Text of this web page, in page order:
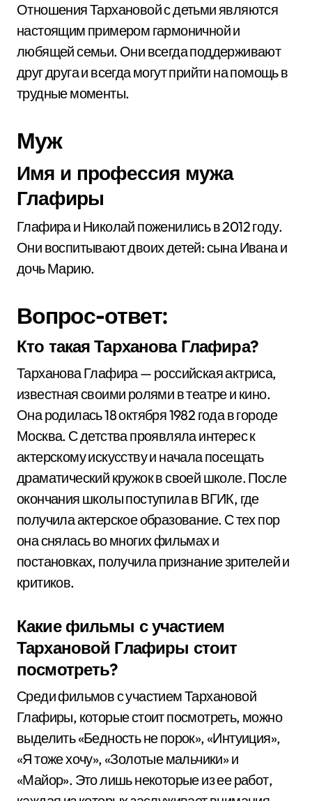
Отношения Тархановой с детьми являются
настоящим примером гармоничной и
любящей семьи. Они всегда поддерживают
друг друга и всегда могут прийти на помощь в
трудные моменты.
Муж
Имя и профессия мужа
Глафиры
Глафира и Николай поженились в 2012 году.
Они воспитывают двоих детей: сына Ивана и
дочь Марию.
Вопрос-ответ:
Кто такая Тарханова Глафира?
Тарханова Глафира — российская актриса,
известная своими ролями в театре и кино.
Она родилась 18 октября 1982 года в городе
Москва. С детства проявляла интерес к
актерскому искусству и начала посещать
драматический кружок в своей школе. После
окончания школы поступила в ВГИК, где
получила актерское образование. С тех пор
она снялась во многих фильмах и
постановках, получила признание зрителей и
критиков.
Какие фильмы с участием
Тархановой Глафиры стоит
посмотреть?
Среди фильмов с участием Тархановой
Глафиры, которые стоит посмотреть, можно
выделить «Бедность не порок», «Интуиция»,
«Я тоже хочу», «Золотые мальчики» и
«Майор». Это лишь некоторые из ее работ,